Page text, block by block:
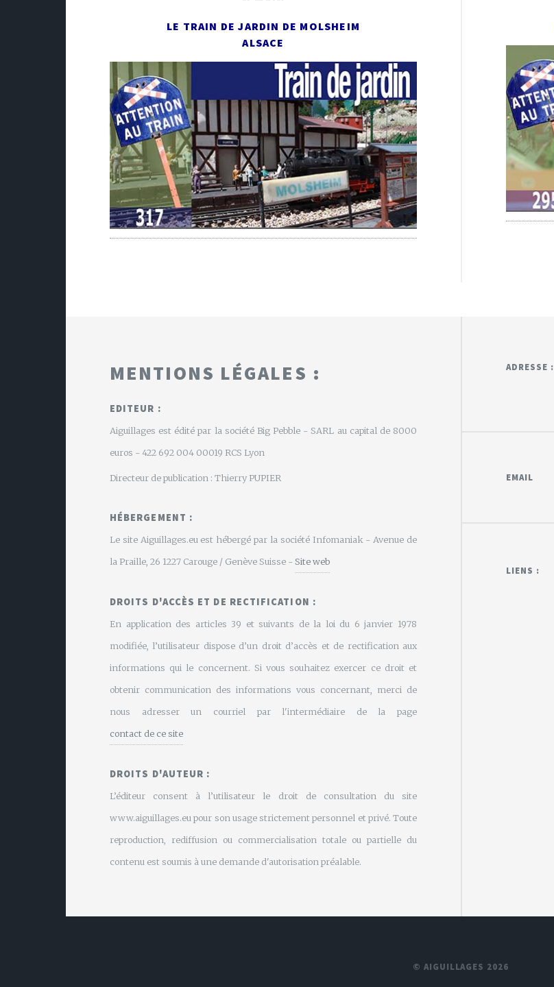
LE TRAIN DE JARDIN DE MOLSHEIM
ALSACE
MENTIONS LÉGALES :
EDITEUR :
Aiguillages est édité par la société Big Pebble - SARL au capital de 8000
euros - 422 692 004 00019 RCS Lyon
Directeur de publication : Thierry PUPIER
HÉBERGEMENT :
Le site Aiguillages.eu est hébergé par la société Infomaniak - Avenue de
la Praille, 26 1227 Carouge / Genève Suisse -Site web
DROITS D'ACCÈS ET DE RECTIFICATION :
En application des articles 39 et suivants de la loi du 6 janvier 1978
modifiée, l’utilisateur dispose d’un droit d’accès et de rectification aux
informations qui le concernent. Si vous souhaitez exercer ce droit et
obtenir communication des informations vous concernant, merci de
nous adresser un courriel par l'intermédiaire de la page
contact de ce site
DROITS D'AUTEUR :
L’éditeur consent à l’utilisateur le droit de consultation du site
www.aiguillages.eu pour son usage strictement personnel et privé. Toute
reproduction, rediffusion ou commercialisation totale ou partielle du
contenu est soumis à une demande d'autorisation préalable.
ADRESSE :
EMAIL
LIENS :
© AIGUILLAGES 2026